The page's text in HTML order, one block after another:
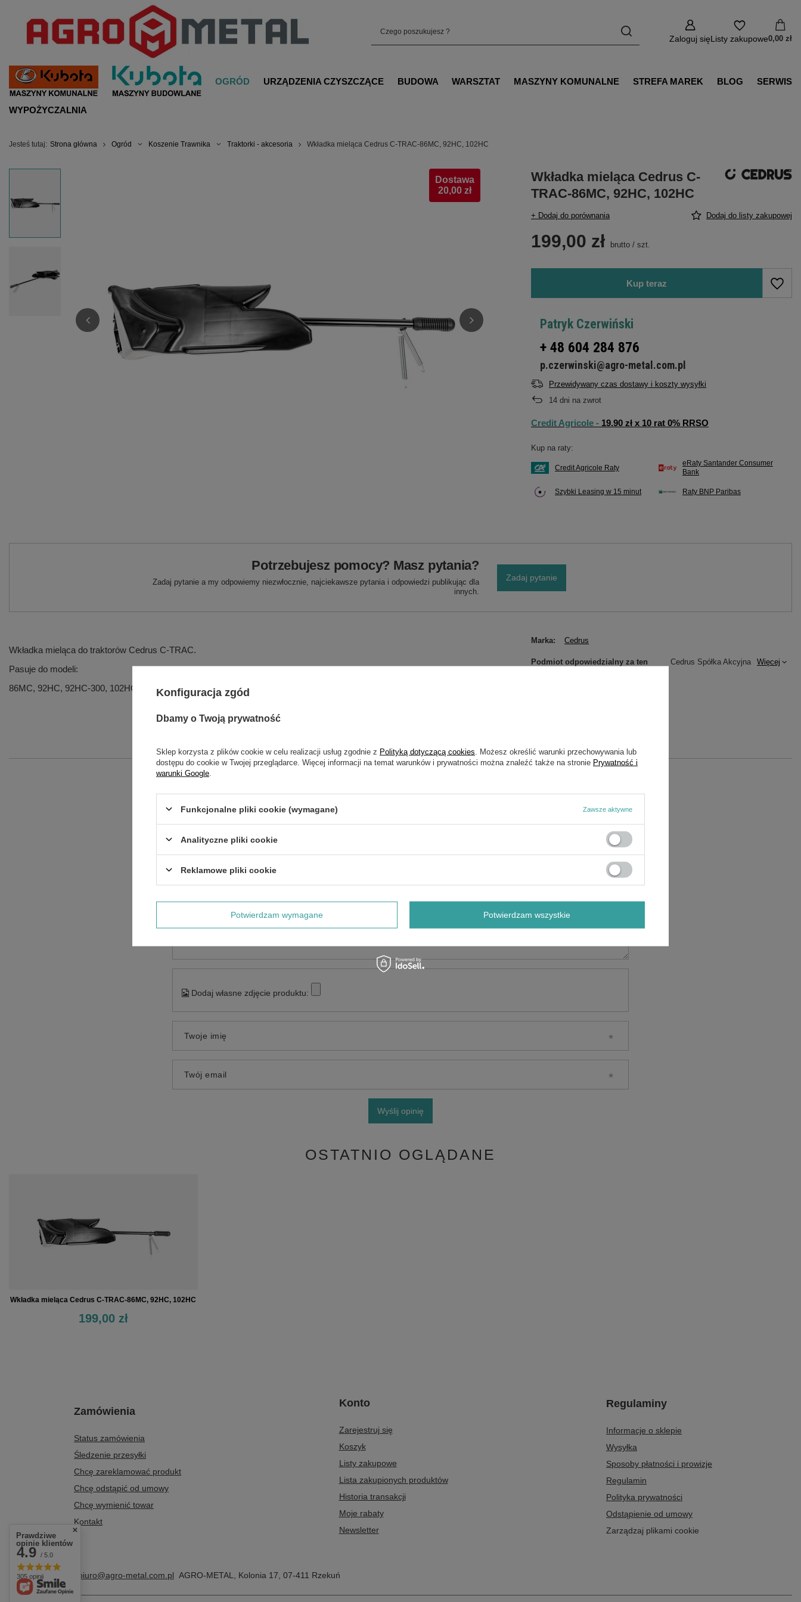
Zaloguj sięListy zakupowe0,00 zł
OGRÓD URZĄDZENIA CZYSZCZĄCE BUDOWA WARSZTAT MASZYNY KOMUNALNE STREFA MAREK BLOG SERWIS
WYPOŻYCZALNIA
Jesteś tutaj: Strona główna Ogród Koszenie Trawnika Traktorki - akcesoria Wkładka mieląca Cedrus C-TRAC-86MC, 92HC, 102HC
Dostawa
20,00 zł
Wkładka mieląca Cedrus C-
TRAC-86MC, 92HC, 102HC
+ Dodaj do porównania Dodaj do listy zakupowej
199,00 zł brutto /szt.
Kup teraz
Patryk Czerwiński
+ 48 604 284 876
p.czerwinski@agro-metal.com.pl
Przewidywany czas dostawy i koszty wysyłki
14 dni na zwrot
Credit Agricole - 19.90 zł x 10 rat 0% RRSO
Kup na raty:
Credit Agricole Raty
eRaty Santander Consumer
Bank
Szybki Leasing w 15 minut Raty BNP Paribas
Potrzebujesz pomocy? Masz pytania?
Zadaj pytanie a my odpowiemy niezwłocznie, najciekawsze pytania i odpowiedzi publikując dla
innych.
Zadaj pytanie
Wkładka mieląca do traktorów Cedrus C-TRAC.
Pasuje do modeli:
86MC, 92HC, 92HC-300, 102HC-300, 102HC
Marka Cedrus
Podmiot odpowiedzialny za ten
Cedrus Spółka Akcyjna Więcej
Treść twojej opinii
Dodaj własne zdjęcie produktu:
Twoje imię
Twój email
Wyślij opinię
OSTATNIO OGLĄDANE
Wkładka mieląca Cedrus C-TRAC-86MC, 92HC, 102HC
199,00 zł
Zamówienia
Status zamówienia
Śledzenie przesyłki
Chcę zareklamować produkt
Chcę odstąpić od umowy
Chcę wymienić towar
Kontakt
Konto
Zarejestruj się
Koszyk
Listy zakupowe
Lista zakupionych produktów
Historia transakcji
Moje rabaty
Newsletter
Regulaminy
Informacje o sklepie
Wysyłka
Sposoby płatności i prowizje
Regulamin
Polityka prywatności
Odstąpienie od umowy
Zarządzaj plikami cookie
+48 604 284 876 biuro@agro-metal.com.pl AGRO-METAL Kolonia 17 07-411 Rzekuń
Prawdziwe
opinie klientów
4.9 / 5.0
305 opinii
Konfiguracja zgód
Dbamy o Twoją prywatność
Sklep korzysta z plików cookie w celu realizacji usług zgodnie z Polityką dotyczącą cookies . Możesz określić warunki przechowywania lub
dostępu do cookie w Twojej przeglądarce. Więcej informacji na temat warunków i prywatności można znaleźć także na stronie Prywatność i
warunki Google
Funkcjonalne pliki cookie (wymagane) Zawsze aktywne
Analityczne pliki cookie
Reklamowe pliki cookie
Potwierdzam wymagane Potwierdzam wszystkie